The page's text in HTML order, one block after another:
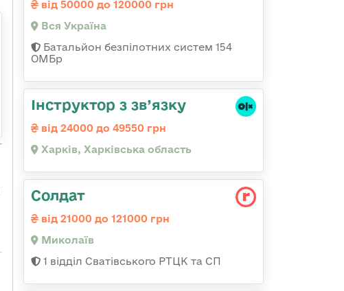
від 50000 до 120000 грн
Вся Україна
Батальйон безпілотних систем 154
ОМБр
Інструктор з зв’язку
від 24000 до 49550 грн
Харків, Харківська область
Солдат
від 21000 до 121000 грн
Миколаїв
1 відділ Сватівського РТЦК та СП